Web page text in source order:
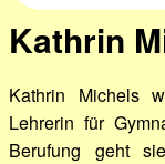
Kathrin
Kathrin Michels
Lehrerin für
Berufung geht